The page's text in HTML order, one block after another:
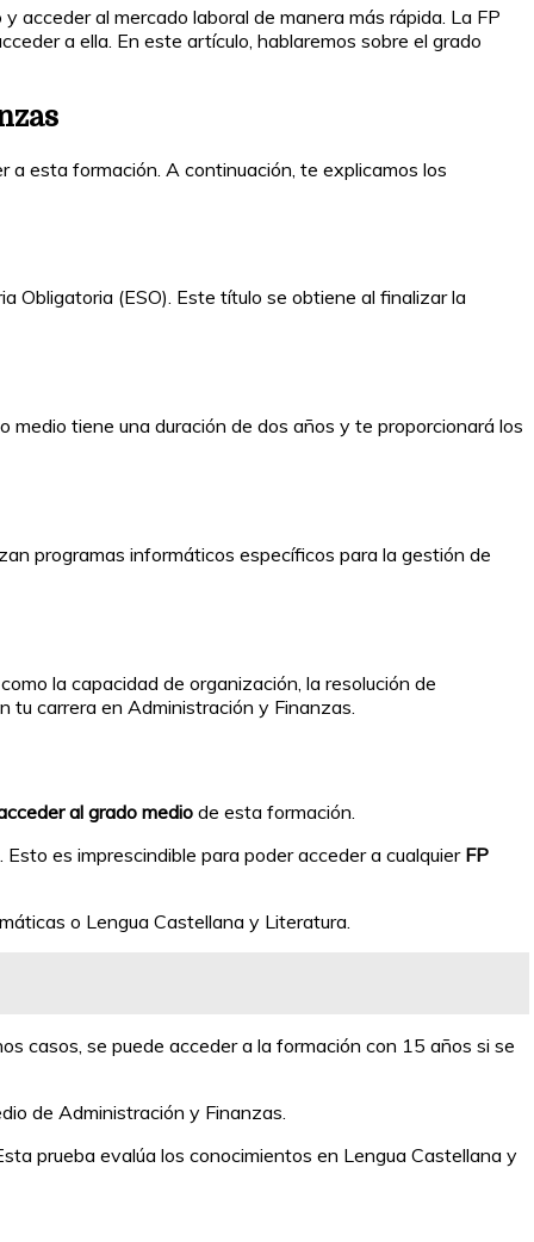
acceder al mercado laboral de manera más rápida. La FP
a ella. En este artículo, hablaremos sobre el grado
esta formación. A continuación, te explicamos los
Obligatoria (ESO). Este título se obtiene al finalizar la
medio tiene una duración de dos años y te proporcionará los
programas informáticos específicos para la gestión de
la capacidad de organización, la resolución de
carrera en Administración y Finanzas.
al grado medio de esta formación.
es imprescindible para poder acceder a cualquier FP
o Lengua Castellana y Literatura.
casos, se puede acceder a la formación con 15 años si se
de Administración y Finanzas.
prueba evalúa los conocimientos en Lengua Castellana y